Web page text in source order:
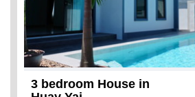
3 bedroom House in